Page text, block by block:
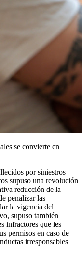
se convierte en
por siniestros
supuso una revolución
reducción de la
penalizar las
la vigencia del
supuso también
infractores que les
permisos en caso de
irresponsables